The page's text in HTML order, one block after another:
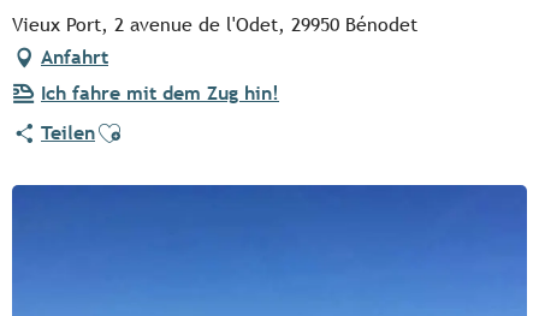
Vieux Port, 2 avenue de l'Odet, 29950 Bénodet
Anfahrt
Ich fahre mit dem Zug hin!
TeilenAjouter aux favoris